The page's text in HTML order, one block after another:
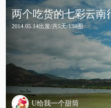
两个吃货的七彩云南
2014.05.14出发/共5天/138图
U给我一个甜筒